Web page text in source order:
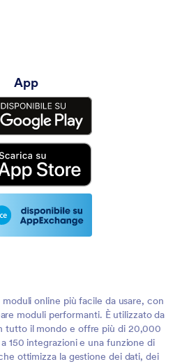
App
online più facile da usare, con
moduli performanti. È utilizzato da
tutto il mondo e offre più di 20,000
150 integrazioni e una funzione di
ottimizza la gestione dei dati, dei